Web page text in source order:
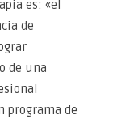
es: «el
de
de una
programa de